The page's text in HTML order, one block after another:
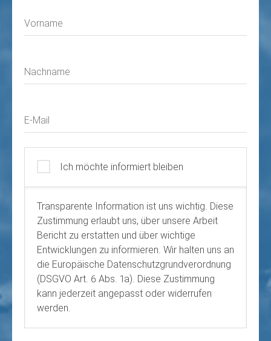
Vorname
Nachname
E-Mail
Ich möchte informiert bleiben
Transparente Information ist uns wichtig. Diese
Zustimmung erlaubt uns, über unsere Arbeit
Bericht zu erstatten und über wichtige
Entwicklungen zu informieren. Wir halten uns an
die Europäische Datenschutzgrundverordnung
(DSGVO Art. 6 Abs. 1a). Diese Zustimmung
kann jederzeit angepasst oder widerrufen
werden.